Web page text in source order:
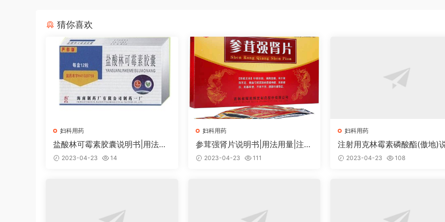
猜你喜欢
妇科用药
盐酸林可霉素胶囊说明书|用法用
量|注意事项
2023-04-23 14
妇科用药
参茸强肾片说明书|用法用量|注意
事项2023-04-23 111
妇科用药
注射用克林霉素磷酸酯(傲地)
书|用法用量|注意事项
2023-04-23 108